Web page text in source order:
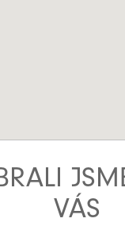
VÁS